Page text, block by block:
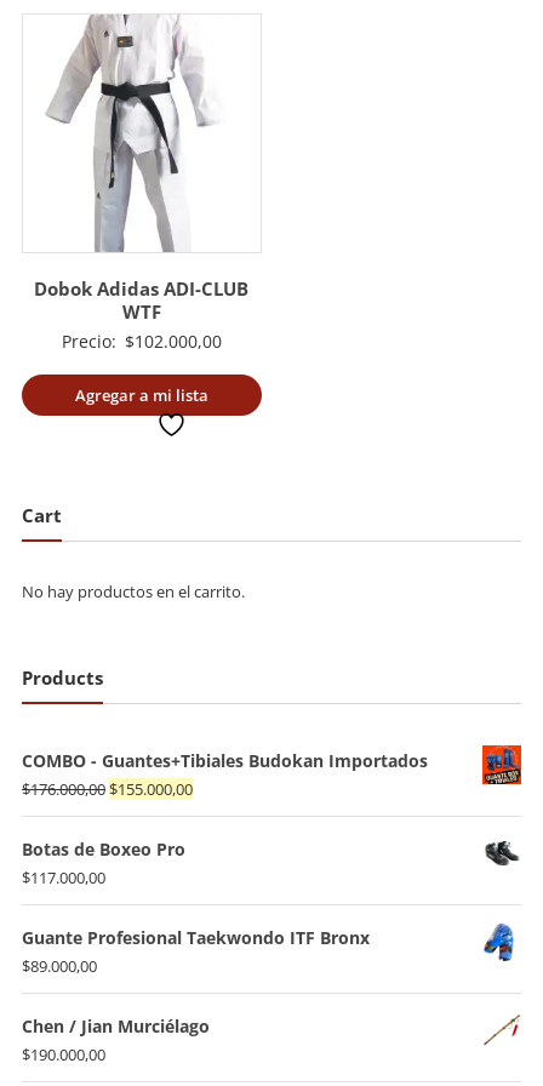
Dobok Adidas ADI-CLUB
WTF
Precio: $102.000,00
Agregar a mi lista
Cart
No hay productos en el carrito.
Products
COMBO - Guantes+Tibiales Budokan Importados
$176.000,00El
precio
original
$176.000,00.
$155.000,00El
precio
$155.000,00.
Botas de Boxeo Pro
$117.000,00
Guante Profesional Taekwondo ITF Bronx
$89.000,00
Chen / Jian Murciélago
$190.000,00